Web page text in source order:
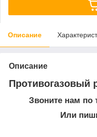
Описание
Описание
Противогазовый
Звоните нам по
Или